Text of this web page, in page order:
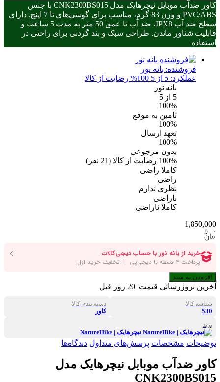
کاور ضدآب موبایل نیچرهایک مدل CNK2300BS015 با جنس
PVC/ABS و وزن 83 گرم، مناسب برای گوشی‌های تا 7 اینچ. دارای
سطح ضد آب IPX8، ضد آب تا عمق 50 متر به مدت 5 ساعت و
قابلیت شناور ماندن. طراحی سبک و بند گردنی برای راحتی در
استفاده
فروشنده: بانه نور
عملکرد: 5 از 5
100% رضایت از کالا
بانه نور
5 از 5
100%
تامین به موقع
100%
تعهد ارسال
100%
بدون مرجوعی
100% رضایت از کالا (
21 نفر)
کاملا راضی
راضی
نظری ندارم
ناراضی
کاملا ناراضی
1,850,000
افزودن به سبد
آخرین بروزرسانی قیمت: 20 روز قبل
شناسه کالا
530
دسته بندی کالا
کاور
برند
نیچرهایک | NatureHike
توضیحات مشخصات پرسش‌های متداول دیدگاه‌ها
کاور ضدآب موبایل نیچرهایک مدل
CNK2300BS015